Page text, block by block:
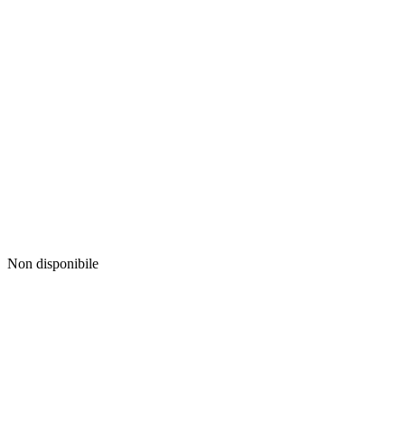
Non disponibile